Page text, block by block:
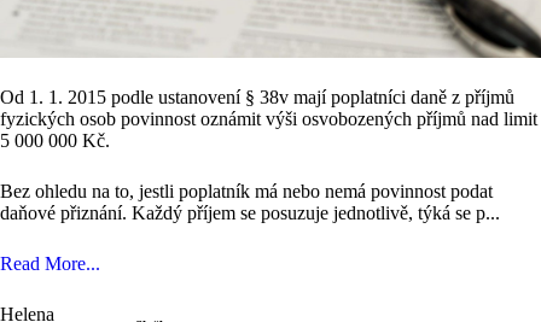
Od 1. 1. 2015 podle ustanovení § 38v mají poplatníci daně z příjmů
fyzických osob povinnost oznámit výši osvobozených příjmů nad limit
5 000 000 Kč.
Bez ohledu na to, jestli poplatník má nebo nemá povinnost podat
daňové přiznání. Každý příjem se posuzuje jednotlivě, týká se p...
Read More...
Helena